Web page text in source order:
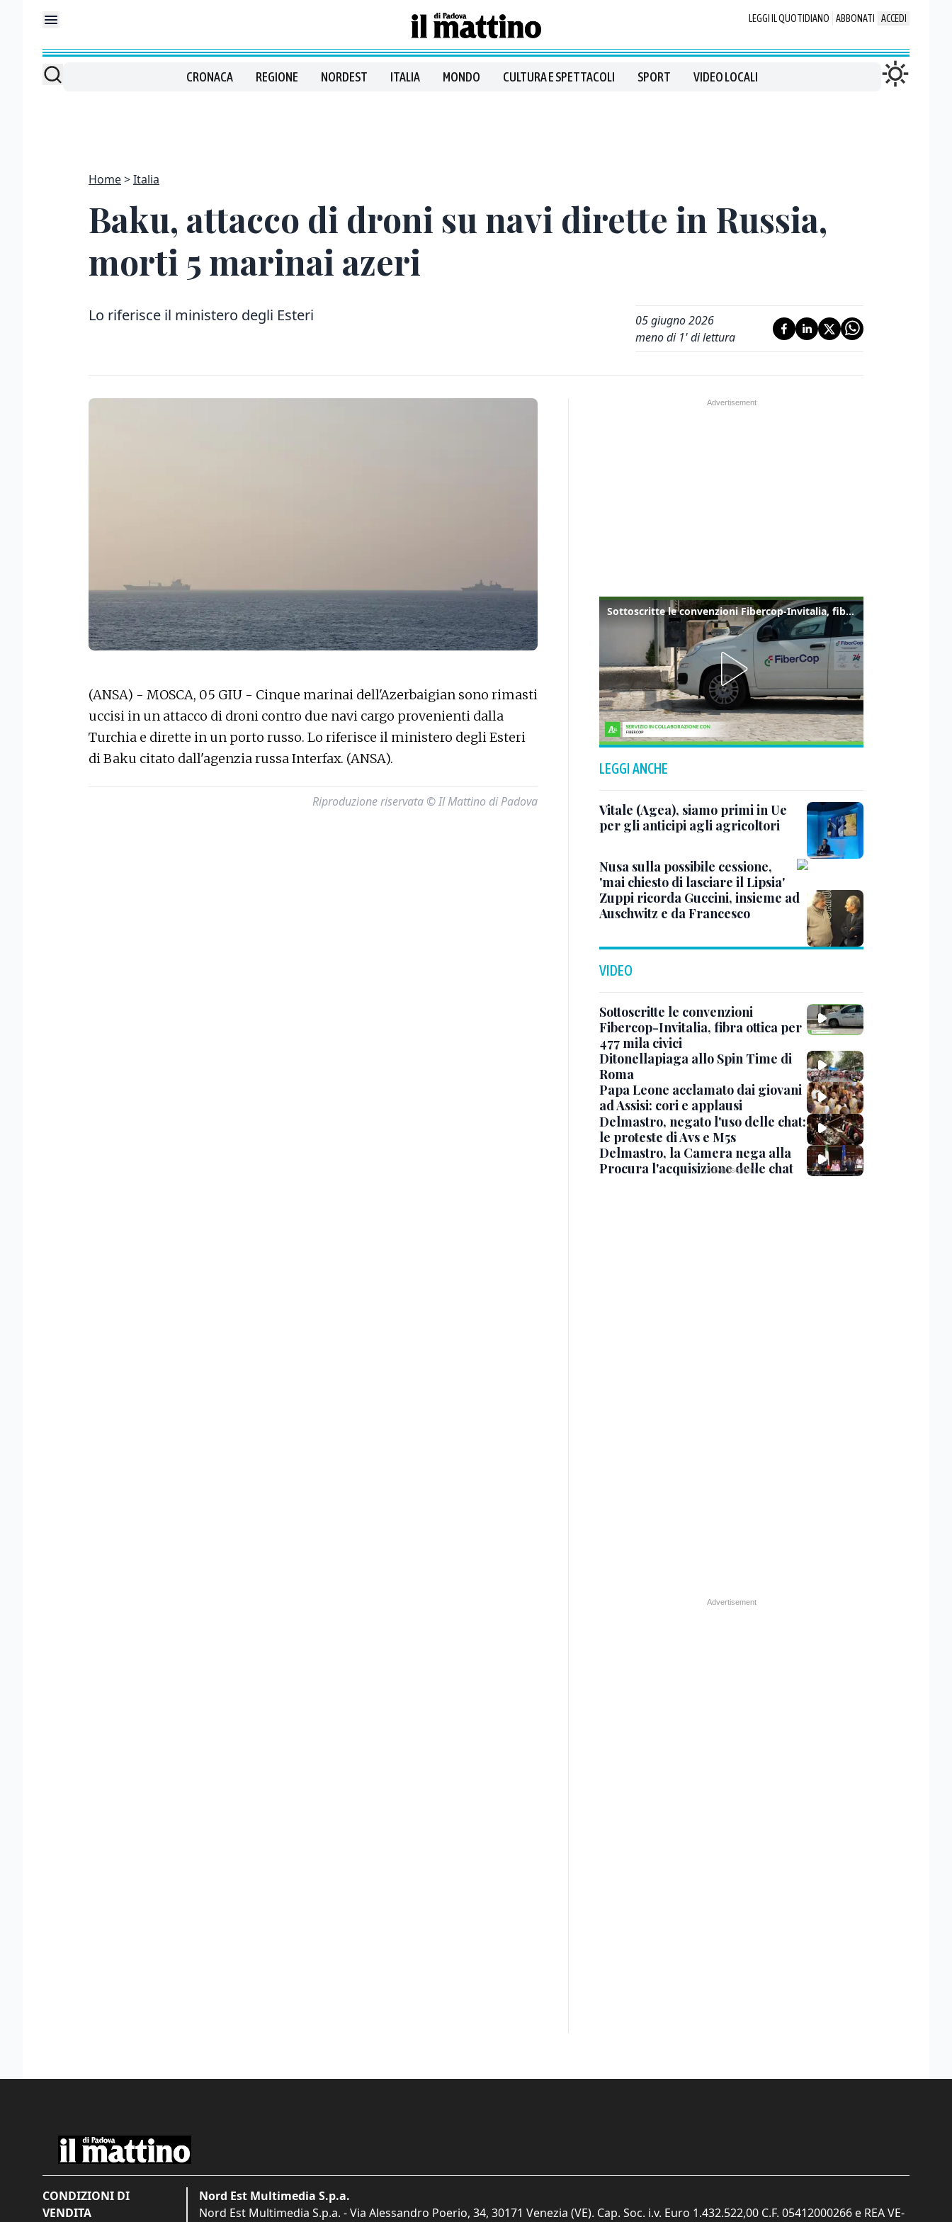
LEGGI IL QUOTIDIANO ABBONATI ACCEDI
CRONACA REGIONE NORDEST ITALIA MONDO CULTURA E SPETTACOLI SPORT VIDEO LOCALI
Home Italia
Baku, attacco di droni su navi dirette in Russia,
morti 5 marinai azeri
Lo riferisce il ministero degli Esteri
05 giugno 2026
meno di 1' di lettura
(ANSA) - MOSCA, 05 GIU - Cinque marinai dell'Azerbaigian sono rimasti
uccisi in un attacco di droni contro due navi cargo provenienti dalla
Turchia e dirette in un porto russo. Lo riferisce il ministero degli Esteri
di Baku citato dall'agenzia russa Interfax. (ANSA).
Riproduzione riservata © Il Mattino di Padova
Sottoscritte le convenzioni Fibercop-Invitalia, fibra ottica per 477 mila civici
LEGGI ANCHE
Vitale (Agea), siamo primi in Ue
per gli anticipi agli agricoltori
Nusa sulla possibile cessione,
'mai chiesto di lasciare il Lipsia'
Zuppi ricorda Guccini, insieme ad
Auschwitz e da Francesco
VIDEO
Sottoscritte le convenzioni
Fibercop-Invitalia, fibra ottica per
477 mila civici
Ditonellapiaga allo Spin Time di
Roma
Papa Leone acclamato dai giovani
ad Assisi: cori e applausi
Delmastro, negato l'uso delle chat:
le proteste di Avs e M5s
Delmastro, la Camera nega alla
Procura l'acquisizione delle chat
CONDIZIONI DI
VENDITA
Nord Est Multimedia S.p.a.
Nord Est Multimedia S.p.a. - Via Alessandro Poerio, 34, 30171 Venezia (VE). Cap. Soc. i.v. Euro 1.432.522,00 C.F. 05412000266 e REA VE-